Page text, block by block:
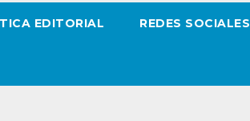
EDITORIAL REDES SOCIALES